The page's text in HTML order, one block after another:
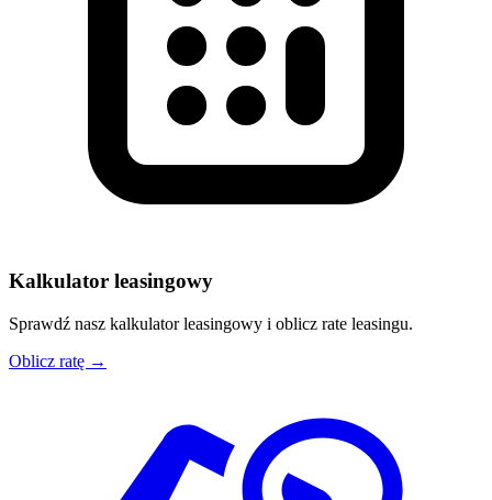
Kalkulator leasingowy
Sprawdź nasz kalkulator leasingowy i oblicz rate leasingu.
Oblicz ratę →